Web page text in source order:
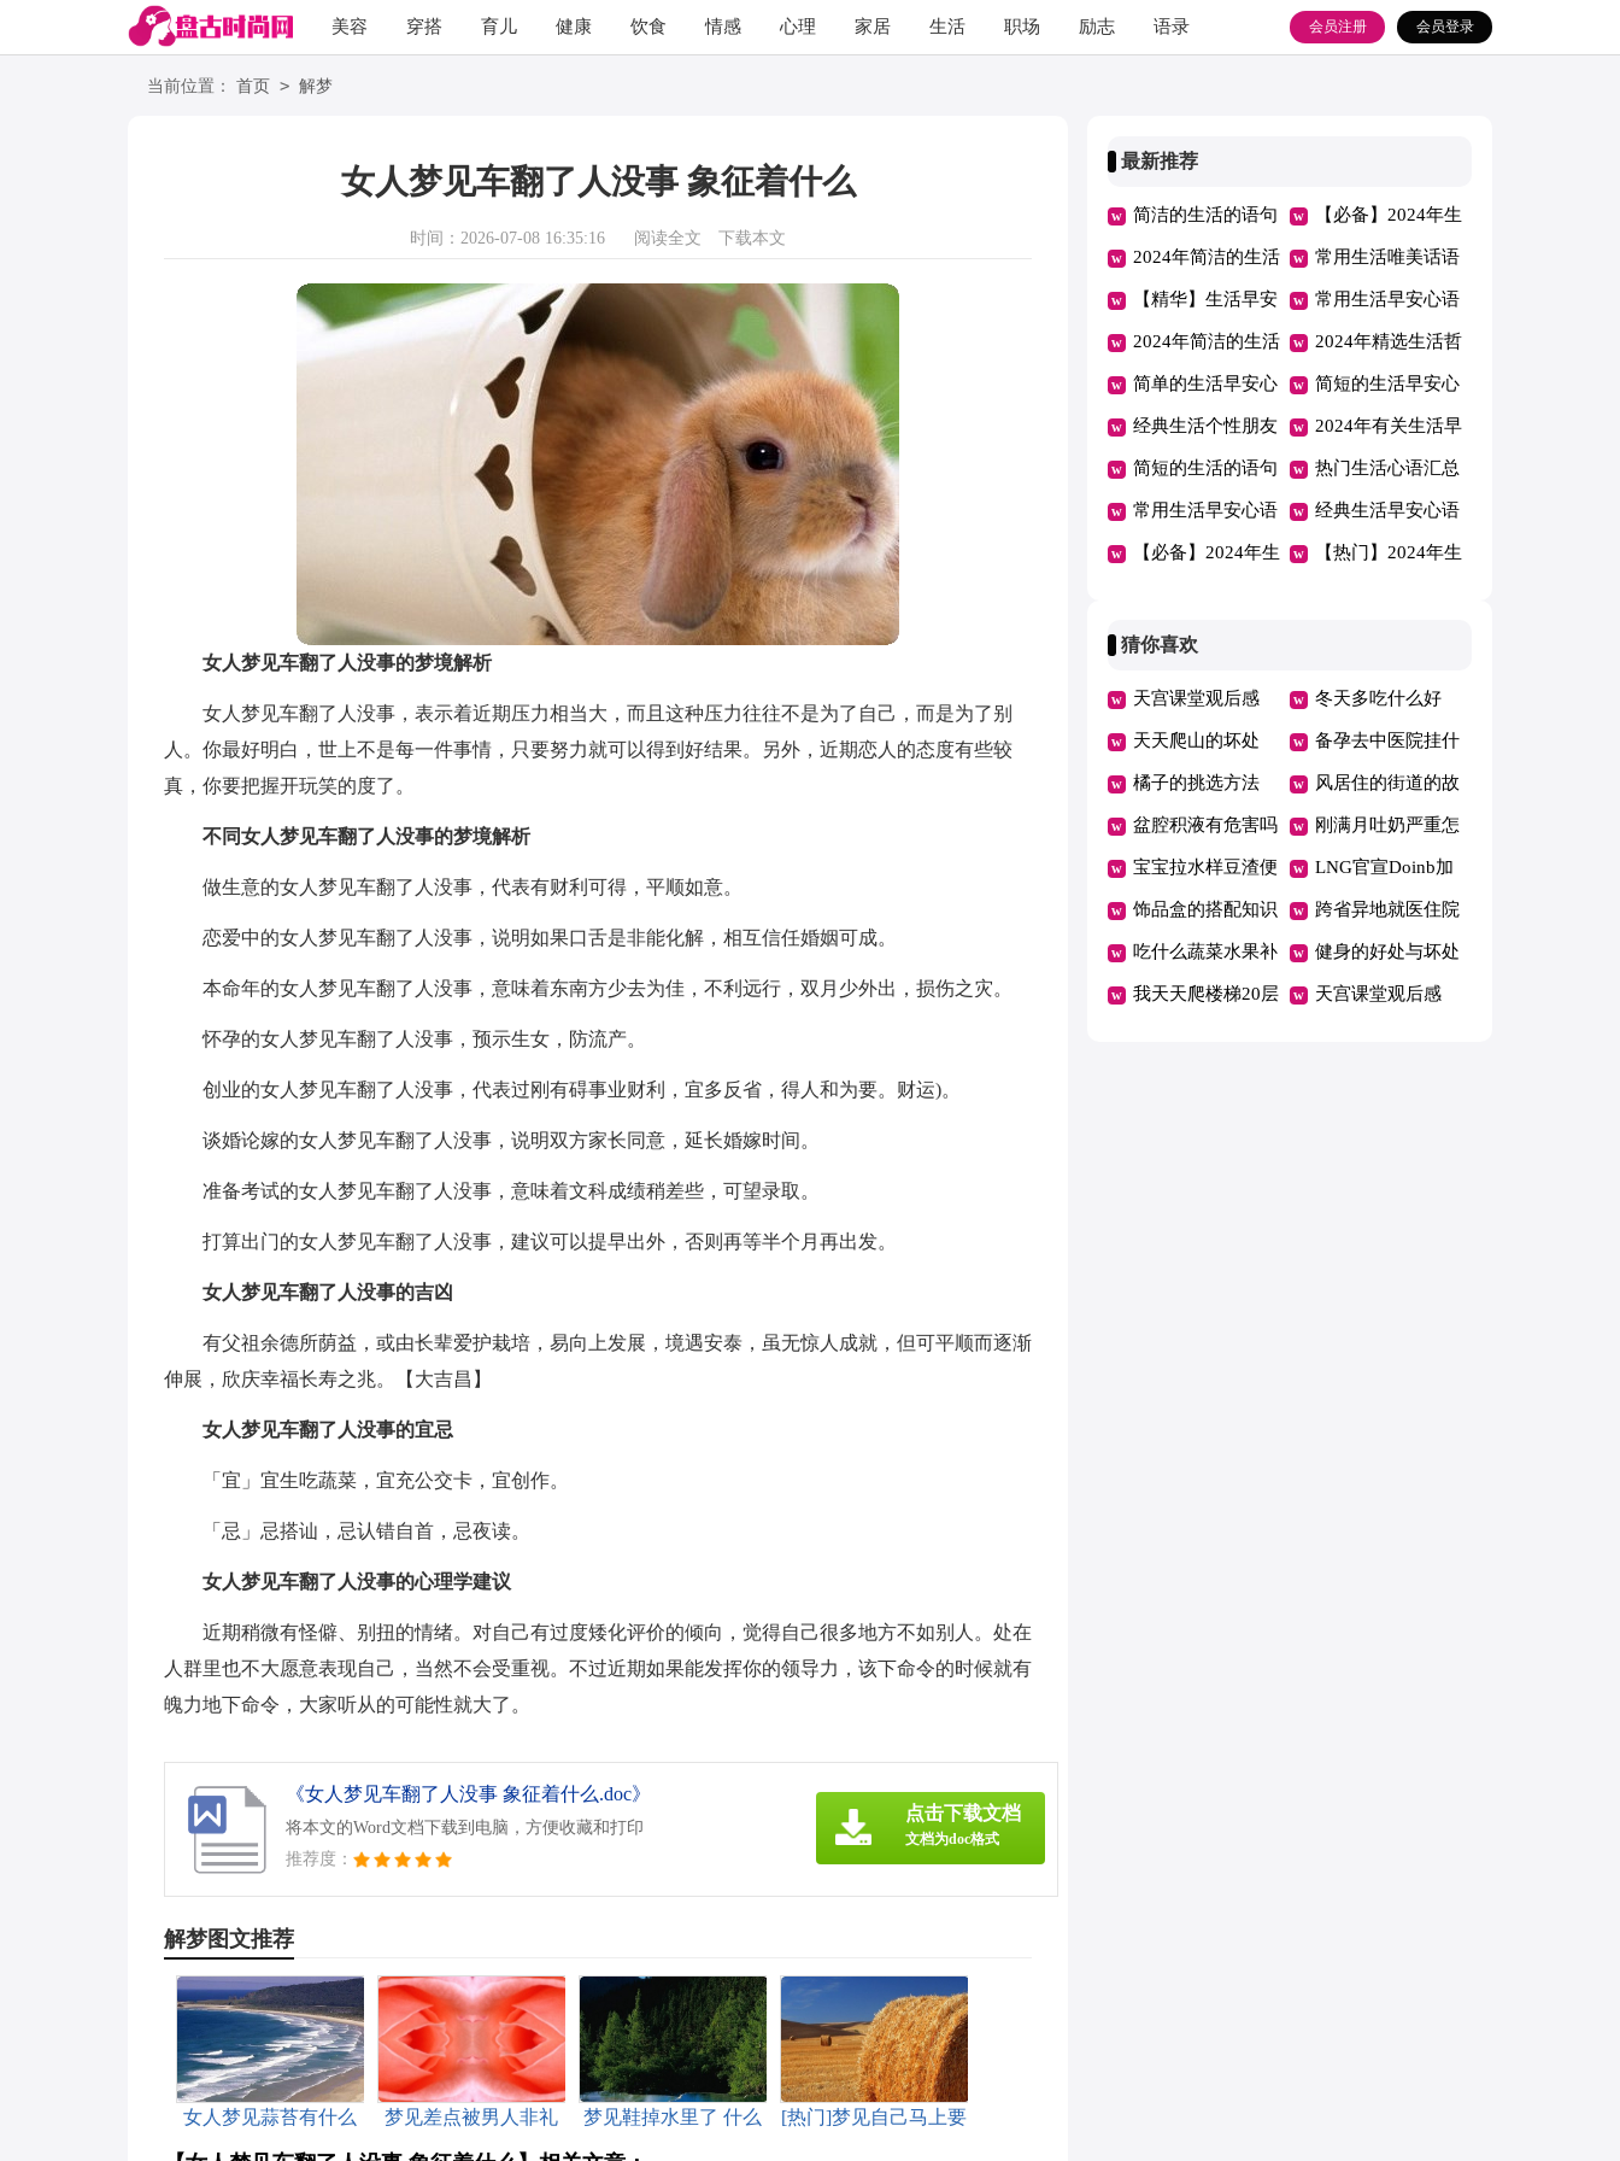
美容 穿搭 育儿 健康 饮食 情感 心理 家居 生活 职场 励志 语录 会员登录
会员注册
当前位置： 首页 > 解梦
女人梦见车翻了人没事 象征着什么
时间：2026-07-08 16:35:16 阅读全文 下载本文
女人梦见车翻了人没事的梦境解析
女人梦见车翻了人没事，表示着近期压力相当大，而且这种压力往往不是为了自己，而是为了别
人。你最好明白，世上不是每一件事情，只要努力就可以得到好结果。另外，近期恋人的态度有些较
真，你要把握开玩笑的度了。
不同女人梦见车翻了人没事的梦境解析
做生意的女人梦见车翻了人没事，代表有财利可得，平顺如意。
恋爱中的女人梦见车翻了人没事，说明如果口舌是非能化解，相互信任婚姻可成。
本命年的女人梦见车翻了人没事，意味着东南方少去为佳，不利远行，双月少外出，损伤之灾。
怀孕的女人梦见车翻了人没事，预示生女，防流产。
创业的女人梦见车翻了人没事，代表过刚有碍事业财利，宜多反省，得人和为要。财运)。
谈婚论嫁的女人梦见车翻了人没事，说明双方家长同意，延长婚嫁时间。
准备考试的女人梦见车翻了人没事，意味着文科成绩稍差些，可望录取。
打算出门的女人梦见车翻了人没事，建议可以提早出外，否则再等半个月再出发。
女人梦见车翻了人没事的吉凶
有父祖余德所荫益，或由长辈爱护栽培，易向上发展，境遇安泰，虽无惊人成就，但可平顺而逐渐
伸展，欣庆幸福长寿之兆。【大吉昌】
女人梦见车翻了人没事的宜忌
「宜」宜生吃蔬菜，宜充公交卡，宜创作。
「忌」忌搭讪，忌认错自首，忌夜读。
女人梦见车翻了人没事的心理学建议
近期稍微有怪僻、别扭的情绪。对自己有过度矮化评价的倾向，觉得自己很多地方不如别人。处在
人群里也不大愿意表现自己，当然不会受重视。不过近期如果能发挥你的领导力，该下命令的时候就有
魄力地下命令，大家听从的可能性就大了。
《女人梦见车翻了人没事 象征着什么.doc》
将本文的Word文档下载到电脑，方便收藏和打印
推荐度：
点击下载文档
文档为doc格式
解梦图文推荐
女人梦见蒜苔有什么
梦见差点被男人非礼
梦见鞋掉水里了 什么
[热门]梦见自己马上要
最新推荐
简洁的生活的语句
合集75条
【必备】2024年生
活早安心语QQ28
条
2024年简洁的生活
的语句集锦90句
常用生活唯美话语
30句精选
【精华】生活早安
心语集锦35句
常用生活早安心语
QQ汇总52条
2024年简洁的生活
早安心语微信59条
2024年精选生活哲
理语句集合96句
简单的生活早安心
语朋友圈大合集59
句
简短的生活早安心
语微信集合68句
经典生活个性朋友
圈汇总（精选110
句）
2024年有关生活早
安心语微信28条
简短的生活的语句
汇编60句
热门生活心语汇总
（通用100句）
常用生活早安心语
QQ大汇总61句
经典生活早安心语
QQ集锦48条
【必备】2024年生
53条
【热门】2024年生
猜你喜欢
天宫课堂观后感
400字作文12篇
冬天多吃什么好
天天爬山的坏处 备孕去中医院挂什
么科
橘子的挑选方法 风居住的街道的故
事
盆腔积液有危害吗 刚满月吐奶严重怎
么办
宝宝拉水样豆渣便
便怎么回事
LNG官宣Doinb加
入
饰品盒的搭配知识 跨省异地就医住院
费用直接结算有哪
些省
吃什么蔬菜水果补
铁
健身的好处与坏处
盘点
我天天爬楼梯20层 天宫课堂观后感